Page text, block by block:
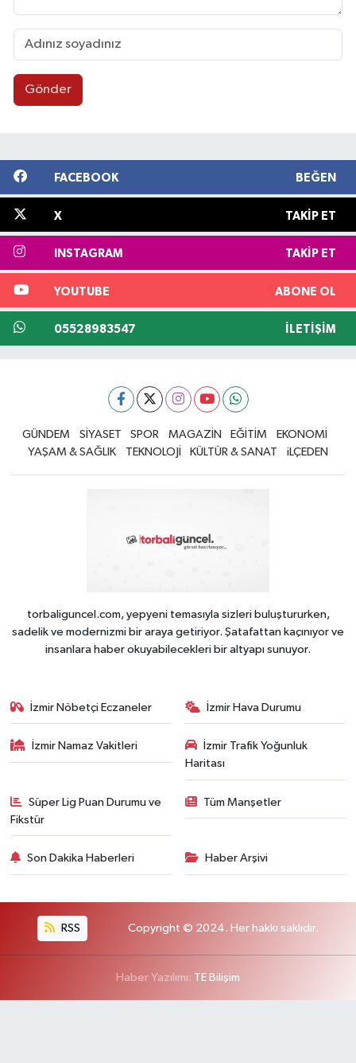
Gönder
FACEBOOK BEĞEN
X TAKIP ET
INSTAGRAM TAKIP ET
YOUTUBE ABONE OL
05528983547 İLETIŞIM
GÜNDEM SİYASET SPOR MAGAZİN EĞİTİM
EKONOMİ
YAŞAM & SAĞLIK
TEKNOLOJİ KÜLTÜR & SANAT iLÇEDEN
torbaliguncel.com, yepyeni temasıyla sizleri buluştururken,
sadelik ve modernizmi bir araya getiriyor. Şatafattan kaçınıyor ve
insanlara haber okuyabilecekleri bir altyapı sunuyor.
İzmir Nöbetçi Eczaneler İzmir Hava Durumu
İzmir Namaz Vakitleri
İzmir Trafik Yoğunluk
Haritası
Süper Lig Puan Durumu ve
Fikstür
Tüm Manşetler
Son Dakika Haberleri Haber Arşivi
RSS Copyright © 2024. Her hakkı saklıdır.
Haber Yazılımı: TE Bilişim